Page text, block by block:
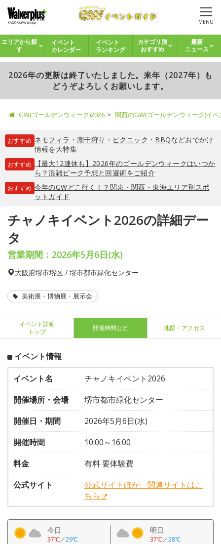
MENU
エリアから探
す
イベント
カレンダー
イベント
ランキング
カテゴリ別
おすすめ
最新
ニュース
2026年の更新は終了いたしました。来年（2027年）も
どうぞよろしくお願いします。
GW(ゴールデンウィーク)2026 関西のGW(ゴールデンウィーク)イ
おすすめ ネモフィラ ・ 潮干狩り ・ ピクニック ・ BBQなどおでかけ
情報を大特集
おすすめ
【最大12連休も】2026年のゴールデンウィークはいつか
ら？混雑ピーク予想と回避術をご紹介
おすすめ 今年のGWどこ行く！？関東・関西・東海エリア別スポ
ットガイド
チャノキイベント2026の詳細デー
タ
営業期間：2026年5月6日(水)
大阪府堺市堺区 / 堺市都市緑化センター
美術展・博物展・展示会
イベント詳細
トップ
開催時間など 地図・アクセス
イベント情報
イベント名
チャノキイベント2026
開催場所・会場
堺市都市緑化センター
開催日・期間
2026年5月6日(水)
開催時間
10:00～16:00
料金
有料 要体験費
公式サイト
公式サイトほか、関連サイトはこ
ちら
今日
37℃／29℃
明日
37℃／28℃